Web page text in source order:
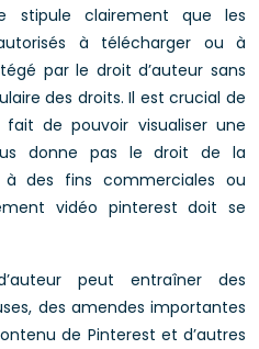
stipule clairement que les
à télécharger ou à
par le droit d’auteur sans
des droits. Il est crucial de
de pouvoir visualiser une
donne pas le droit de la
à des fins commerciales ou
vidéo pinterest doit se
peut entraîner des
des amendes importantes
de Pinterest et d’autres